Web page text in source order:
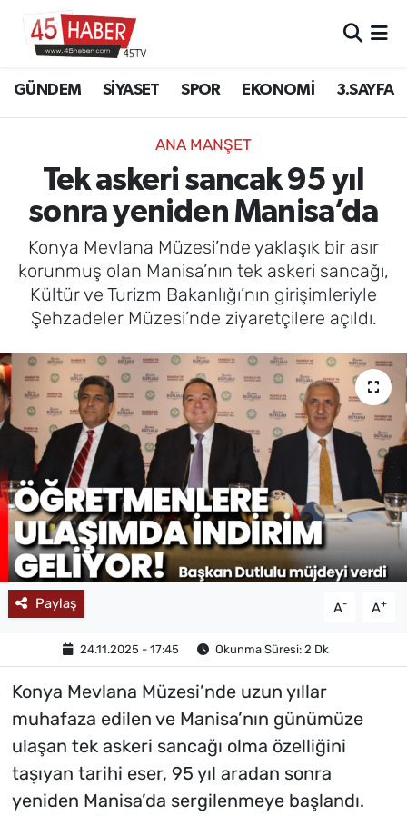
GÜNDEM SİYASET SPOR EKONOMİ 3.SAYFA
ANA MANŞET
Tek askeri sancak 95 yıl
sonra yeniden Manisa’da
Konya Mevlana Müzesi’nde yaklaşık bir asır
korunmuş olan Manisa’nın tek askeri sancağı,
Kültür ve Turizm Bakanlığı’nın girişimleriyle
Şehzadeler Müzesi’nde ziyaretçilere açıldı.
Paylaş A- A+
24.11.2025 - 17:45 Okunma Süresi: 2 Dk
Konya Mevlana Müzesi’nde uzun yıllar
muhafaza edilen ve Manisa’nın günümüze
ulaşan tek askeri sancağı olma özelliğini
taşıyan tarihi eser, 95 yıl aradan sonra
yeniden Manisa’da sergilenmeye başlandı.
SİYASET
EKONOMİ
3.SAYFA
EĞİTİM
YAŞAM
MAGAZİN
Manisa Hava Durumu
Manisa Namaz Vakitleri
Manisa Trafik Yoğunluk Haritası
Süper Lig Puan Durumu ve Fikstür
Tüm Manşetler
Haber Arşivi